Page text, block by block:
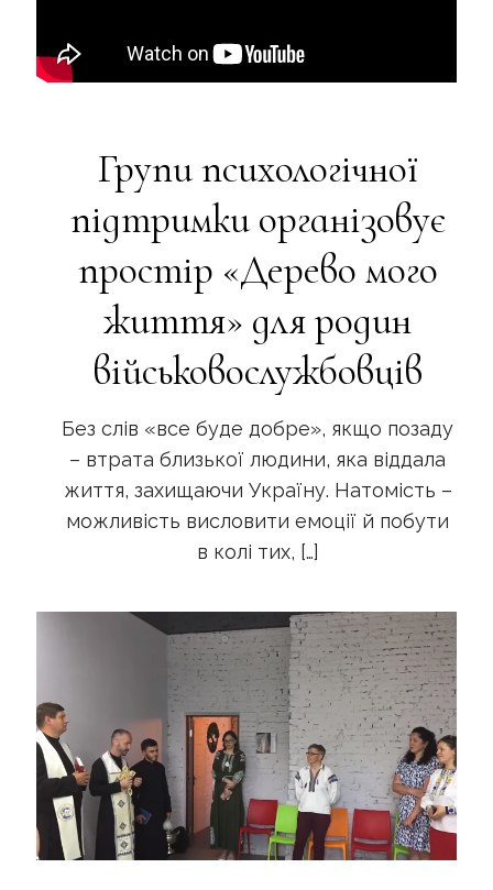
Групи психологічної
підтримки організовує
простір «Дерево мого
життя» для родин
військовослужбовців
Без слів «все буде добре», якщо позаду
– втрата близької людини, яка віддала
життя, захищаючи Україну. Натомість –
можливість висловити емоції й побути
в колі тих, […]